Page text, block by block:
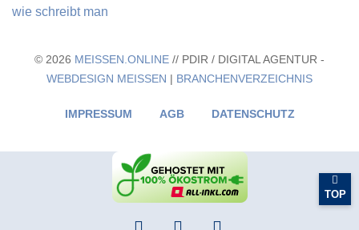
wie schreibt man
© 2026 MEISSEN.ONLINE // PDIR / DIGITAL AGENTUR -
WEBDESIGN MEISSEN
| BRANCHENVERZEICHNIS
IMPRESSUM AGB DATENSCHUTZ
TOP